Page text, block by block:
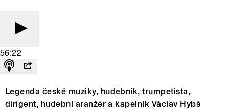
56:22
Legenda české muziky, hudebník, trumpetista,
dirigent, hudební aranžér a kapelník Václav Hybš